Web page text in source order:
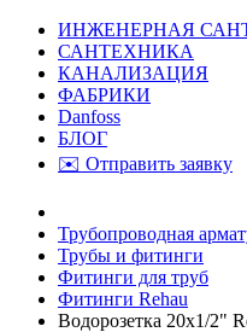
ИНЖЕНЕРНАЯ
САНТЕХНИКА
КАНАЛИЗАЦИЯ
ФАБРИКИ
Danfoss
БЛОГ
✉️ Отправить заявку
Трубопроводная
Трубы и фитинги
Фитинги для труб
Фитинги Rehau
Водорозетка 20x1/2"